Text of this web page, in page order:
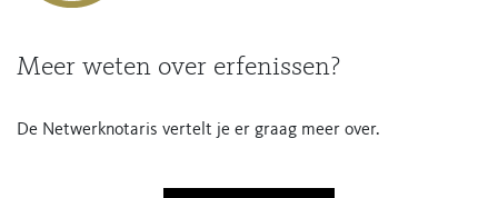
Meer weten over erfenissen?
De Netwerknotaris vertelt je er graag meer over.